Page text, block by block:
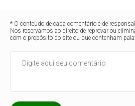
* O conteúdo de cada comentário é de
Nos reservamos ao direito de reprovar ou
com o propósito do site ou que contenham